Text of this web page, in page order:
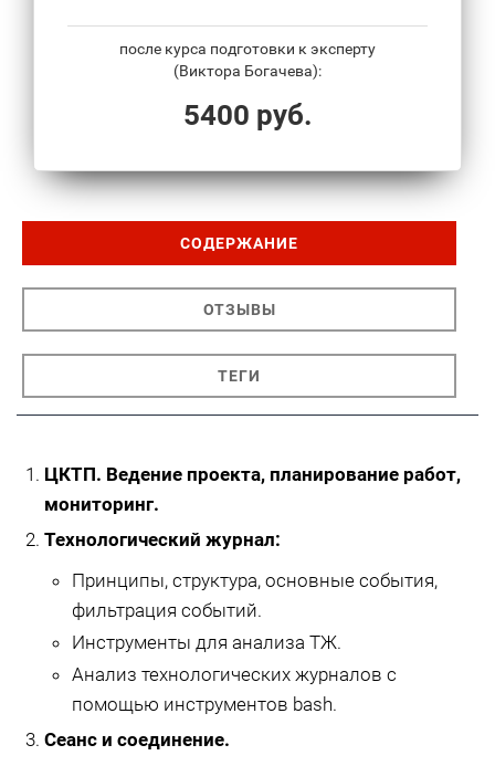
после курса подготовки к эксперту
(Виктора Богачева):
5400 руб.
СОДЕРЖАНИЕ
ОТЗЫВЫ
ТЕГИ
ЦКТП. Ведение проекта, планирование работ,
мониторинг.
Технологический журнал:
Принципы, структура, основные события,
фильтрация событий.
Инструменты для анализа ТЖ.
Анализ технологических журналов с
помощью инструментов bash.
Сеанс и соединение.